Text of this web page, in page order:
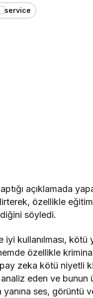
açıklamada
özellikle
söyledi.
kullanılması,
özellikle
zeka kötü niyetli
analiz eden ve
ses, görüntü